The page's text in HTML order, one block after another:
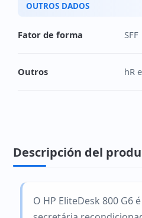
OUTROS DADOS
Fator de forma SFF
Outros hR
Descripción del
O HP EliteDesk 800 G6